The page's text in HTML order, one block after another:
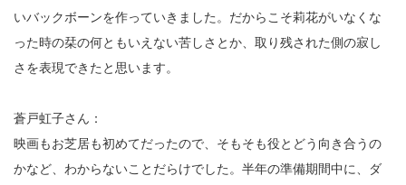
いバックボーンを作っていきました。だからこそ莉花がいなくな
った時の栞の何ともいえない苦しさとか、取り残された側の寂し
さを表現できたと思います。
蒼戸虹子さん：
映画もお芝居も初めてだったので、そもそも役とどう向き合うの
かなど、わからないことだらけでした。半年の準備期間中に、ダ